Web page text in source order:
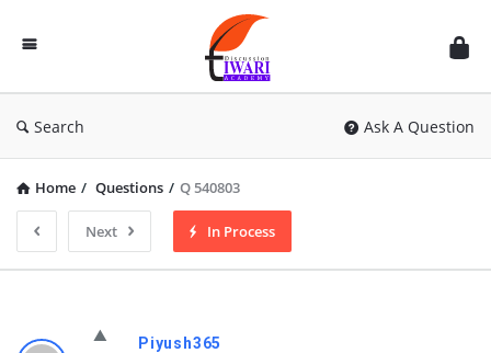
Discussion
Forum
Search Ask A Question
Home / Questions / Q 540803
Next In Process
Piyush365